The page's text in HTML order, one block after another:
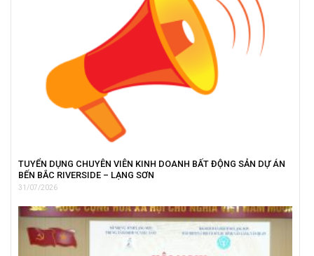
TUYỂN DỤNG CHUYÊN VIÊN KINH DOANH BẤT ĐỘNG SẢN DỰ ÁN
BẾN BẮC RIVERSIDE – LẠNG SƠN
31/07/2026